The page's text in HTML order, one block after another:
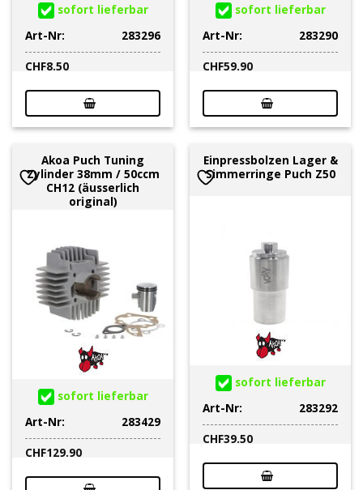
sofort lieferbar
Art-Nr:
283296
CHF8.50
sofort lieferbar
Art-Nr:
283290
CHF59.90
Akoa Puch Tuning
Zylinder 38mm / 50ccm
CH12 (äusserlich
original)
sofort lieferbar
Art-Nr:
283429
CHF129.90
Einpressbolzen Lager &
Simmerringe Puch Z50
sofort lieferbar
Art-Nr:
283292
CHF39.50